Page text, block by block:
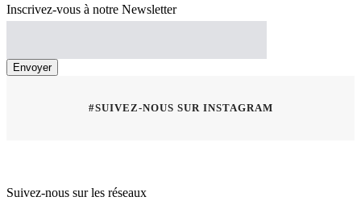
Inscrivez-vous à notre Newsletter
#SUIVEZ-NOUS SUR INSTAGRAM
Suivez-nous sur les réseaux